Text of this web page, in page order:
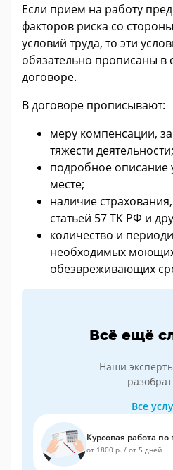
Если прием на работу
факторов риска со
условий труда, то эти
обязательно прописаны в
договоре.
В договоре прописывают:
меру компенсации,
тяжести деятельности;
подробное описание
месте;
наличие
статьей 57 ТК РФ и
количество и
необходимых
обезвреживающих
Всё ещё
Наши
Все
Курсовая работа по
от 1800 р. / от 5 дней